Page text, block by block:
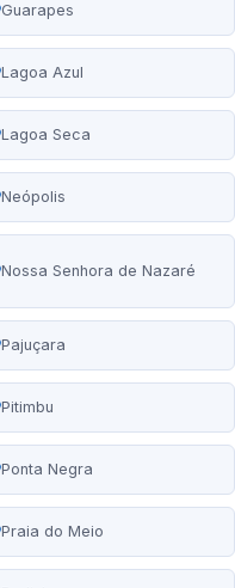
Guarapes
Lagoa Azul
Lagoa Seca
Neópolis
Nossa Senhora de Nazaré
Pajuçara
Pitimbu
Ponta Negra
Praia do Meio